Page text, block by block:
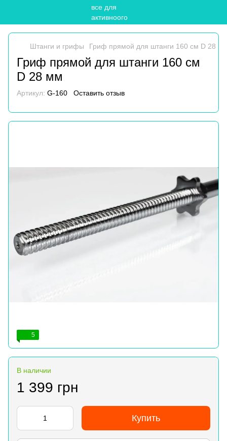
Штанги и грифы Гриф прямой для штанги 160 см D 28
Гриф прямой для штанги 160 см
D 28 мм
Артикул: G-160 Оставить отзыв
5
В наличии
1 399 грн
Купить